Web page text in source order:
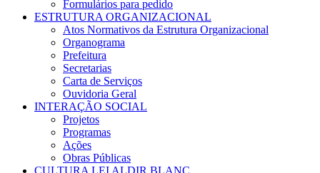
Formulários para pedido
ESTRUTURA ORGANIZACIONAL
Atos Normativos da Estrutura Organizacional
Organograma
Prefeitura
Secretarias
Carta de Serviços
Ouvidoria Geral
INTERAÇÃO SOCIAL
Projetos
Programas
Ações
Obras Públicas
CULTURA LEI ALDIR BLANC